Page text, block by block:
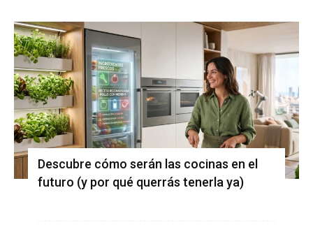
Descubre cómo serán las cocinas en el
futuro (y por qué querrás tenerla ya)